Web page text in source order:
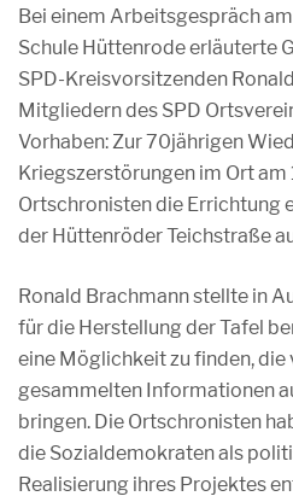
Bei einem Arbeitsgespräch
Schule Hüttenrode erläuterte
SPD-Kreisvorsitzenden
Mitgliedern des SPD
Vorhaben: Zur 70jährigen
Kriegszerstörungen im Ort am
Ortschronisten die Errichtung
der Hüttenröder Teichstraße
Ronald Brachmann stellte in
für die Herstellung der Tafel
eine Möglichkeit zu finden, die
gesammelten Informationen
bringen. Die Ortschronisten
die Sozialdemokraten als
Realisierung ihres Projektes